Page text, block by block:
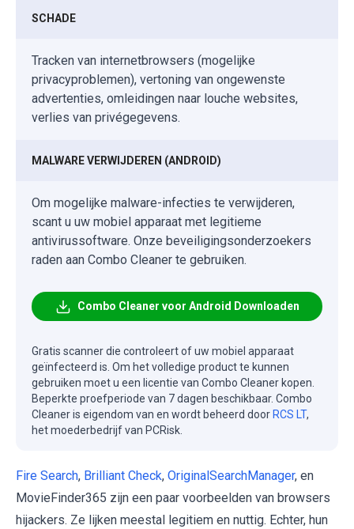
SCHADE
Tracken van internetbrowsers (mogelijke
privacyproblemen), vertoning van ongewenste
advertenties, omleidingen naar louche websites,
verlies van privégegevens.
MALWARE VERWIJDEREN (ANDROID)
Om mogelijke malware-infecties te verwijderen,
scant u uw mobiel apparaat met legitieme
antivirussoftware. Onze beveiligingsonderzoekers
raden aan Combo Cleaner te gebruiken.
Combo Cleaner voor Android Downloaden
Gratis scanner die controleert of uw mobiel apparaat
geïnfecteerd is. Om het volledige product te kunnen
gebruiken moet u een licentie van Combo Cleaner kopen.
Beperkte proefperiode van 7 dagen beschikbaar. Combo
Cleaner is eigendom van en wordt beheerd door RCS LT,
het moederbedrijf van PCRisk.
Fire Search, Brilliant Check, OriginalSearchManager, en
MovieFinder365 zijn een paar voorbeelden van browsers
hijackers. Ze lijken meestal legitiem en nuttig. Echter, hun